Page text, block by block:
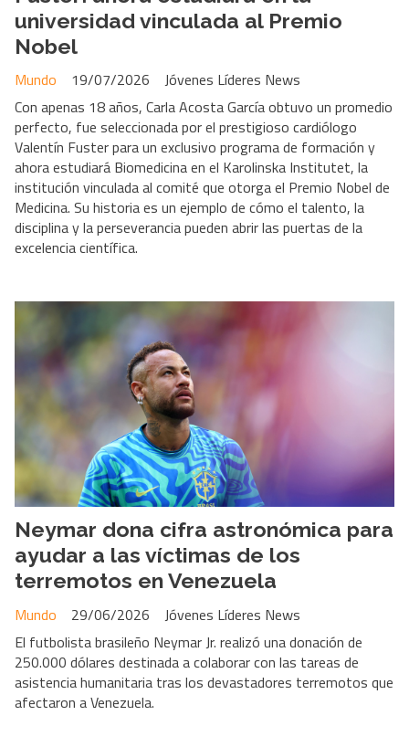
universidad vinculada al Premio
Nobel
Jóvenes Líderes News
Mundo
19/07/2026
Con apenas 18 años, Carla Acosta García obtuvo un promedio
perfecto, fue seleccionada por el prestigioso cardiólogo
Valentín Fuster para un exclusivo programa de formación y
ahora estudiará Biomedicina en el Karolinska Institutet, la
institución vinculada al comité que otorga el Premio Nobel de
Medicina. Su historia es un ejemplo de cómo el talento, la
disciplina y la perseverancia pueden abrir las puertas de la
excelencia científica.
Neymar dona cifra astronómica para
ayudar a las víctimas de los
terremotos en Venezuela
Jóvenes Líderes News
Mundo
29/06/2026
El futbolista brasileño Neymar Jr. realizó una donación de
250.000 dólares destinada a colaborar con las tareas de
asistencia humanitaria tras los devastadores terremotos que
afectaron a Venezuela.